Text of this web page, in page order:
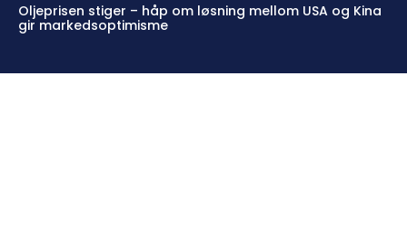
Oljeprisen stiger – håp om løsning mellom USA og Kina
gir markedsoptimisme